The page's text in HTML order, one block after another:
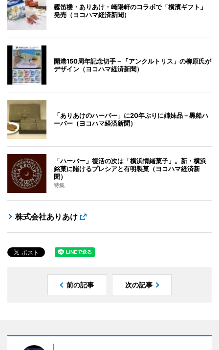
霧笛楼・ありあけ・崎陽軒のコラボで「横濱ギフト」
発売（ヨコハマ経済新聞）
開港150周年記念切手－「アンクルトリス」の柳原氏が
デザイン（ヨコハマ経済新聞）
「ありあけのハーバー」に20年ぶりに姉妹品－黒船ハ
ーバー（ヨコハマ経済新聞）
「ハーバー」復活の次は「横浜情緒菓子」。新・横浜
銘菓に賭けるプレシアと有明製菓（ヨコハマ経済新
聞）
特集
株式会社ありあけ
前の記事 次の記事